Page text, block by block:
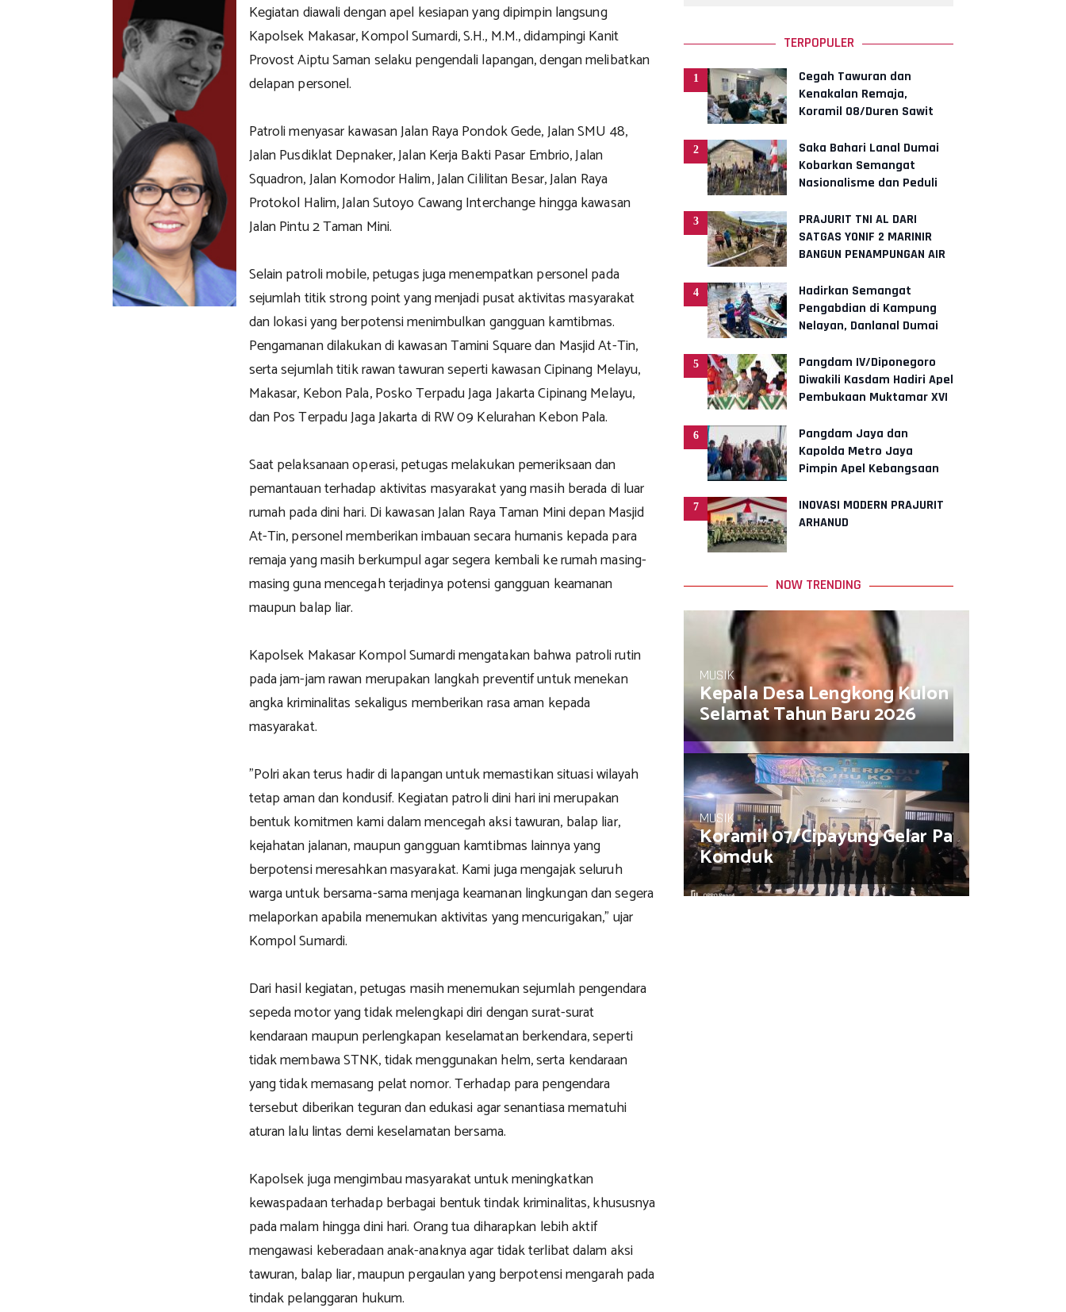
Kegiatan diawali dengan apel kesiapan yang dipimpin langsung
Kapolsek Makasar, Kompol Sumardi, S.H., M.M., didampingi Kanit
Provost Aiptu Saman selaku pengendali lapangan, dengan melibatkan
delapan personel.
Patroli menyasar kawasan Jalan Raya Pondok Gede, Jalan SMU 48,
Jalan Pusdiklat Depnaker, Jalan Kerja Bakti Pasar Embrio, Jalan
Squadron, Jalan Komodor Halim, Jalan Cililitan Besar, Jalan Raya
Protokol Halim, Jalan Sutoyo Cawang Interchange hingga kawasan
Jalan Pintu 2 Taman Mini.
Selain patroli mobile, petugas juga menempatkan personel pada
sejumlah titik strong point yang menjadi pusat aktivitas masyarakat
dan lokasi yang berpotensi menimbulkan gangguan kamtibmas.
Pengamanan dilakukan di kawasan Tamini Square dan Masjid At-Tin,
serta sejumlah titik rawan tawuran seperti kawasan Cipinang Melayu,
Makasar, Kebon Pala, Posko Terpadu Jaga Jakarta Cipinang Melayu,
dan Pos Terpadu Jaga Jakarta di RW 09 Kelurahan Kebon Pala.
Saat pelaksanaan operasi, petugas melakukan pemeriksaan dan
pemantauan terhadap aktivitas masyarakat yang masih berada di luar
rumah pada dini hari. Di kawasan Jalan Raya Taman Mini depan Masjid
At-Tin, personel memberikan imbauan secara humanis kepada para
remaja yang masih berkumpul agar segera kembali ke rumah masing-
masing guna mencegah terjadinya potensi gangguan keamanan
maupun balap liar.
Kapolsek Makasar Kompol Sumardi mengatakan bahwa patroli rutin
pada jam-jam rawan merupakan langkah preventif untuk menekan
angka kriminalitas sekaligus memberikan rasa aman kepada
masyarakat.
"Polri akan terus hadir di lapangan untuk memastikan situasi wilayah
tetap aman dan kondusif. Kegiatan patroli dini hari ini merupakan
bentuk komitmen kami dalam mencegah aksi tawuran, balap liar,
kejahatan jalanan, maupun gangguan kamtibmas lainnya yang
berpotensi meresahkan masyarakat. Kami juga mengajak seluruh
warga untuk bersama-sama menjaga keamanan lingkungan dan segera
melaporkan apabila menemukan aktivitas yang mencurigakan," ujar
Kompol Sumardi.
Dari hasil kegiatan, petugas masih menemukan sejumlah pengendara
sepeda motor yang tidak melengkapi diri dengan surat-surat
kendaraan maupun perlengkapan keselamatan berkendara, seperti
tidak membawa STNK, tidak menggunakan helm, serta kendaraan
yang tidak memasang pelat nomor. Terhadap para pengendara
tersebut diberikan teguran dan edukasi agar senantiasa mematuhi
aturan lalu lintas demi keselamatan bersama.
Kapolsek juga mengimbau masyarakat untuk meningkatkan
kewaspadaan terhadap berbagai bentuk tindak kriminalitas, khususnya
pada malam hingga dini hari. Orang tua diharapkan lebih aktif
mengawasi keberadaan anak-anaknya agar tidak terlibat dalam aksi
tawuran, balap liar, maupun pergaulan yang berpotensi mengarah pada
tindak pelanggaran hukum.
TERPOPULER
1
Cegah Tawuran dan
Kenakalan Remaja,
Koramil 08/Duren Sawit
Komduk
2
Saka Bahari Lanal Dumai
Kobarkan Semangat
Nasionalisme dan Peduli
Nelayan
3
PRAJURIT TNI AL DARI
SATGAS YONIF 2 MARINIR
BANGUN PENAMPUNGAN AIR
PANIAI, PAPUA
4
Hadirkan Semangat
Pengabdian di Kampung
Nelayan, Danlanal Dumai
dan Bersih
5
Pangdam IV/Diponegoro
Diwakili Kasdam Hadiri Apel
Pembukaan Muktamar XVI
6
Pangdam Jaya dan
Kapolda Metro Jaya
Pimpin Apel Kebangsaan
Indonesia"
7
INOVASI MODERN PRAJURIT
ARHANUD
NOW TRENDING
MUSIK
Kepala Desa Lengkong Kulon Muhamad
Selamat Tahun Baru 2026
MUSIK
Koramil 07/Cipayung Gelar Patroli/
Komduk